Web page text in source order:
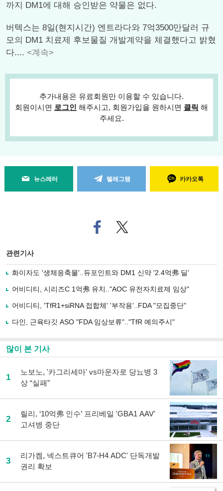
까지 DM1에 대해 승인받은 약물은 없다.
버텍스는 8일(현지시간) 엔트라다와 7억3500만달러 규
모의 DM1 치료제 후보물질 개발계약을 체결했다고 밝혔
다.... <계속>
추가내용은 유료회원만 이용할 수 있습니다.
회원이시면 로그인 해주시고, 회원가입을 원하시면 클릭 해
주세요.
뉴스레터 텔레그램 카카오톡
페
이
로
기
사
유
기
트위
터로
관련기사
화이자도 '생체응축물'..듀포인트와 DM1 신약 '2.4억弗 딜'
어비디티, 시리즈C 1억弗 유치.."AOC 유전자치료제 임상"
어비디티, 'TfR1+siRNA 접합체' '부작용'..FDA "모집중단"
다인, 근육타깃 ASO "FDA 임상보류".."TfR 예의주시"
많이 본 기사
1
노보노, '카그리세마' vs마운자로 당뇨병 3
상 “실패”
2
릴리, ‘10억弗 인수’ 프리베일 'GBA1 AAV'
고셔병 중단
3
리가켐, 넥스트큐어 'B7-H4 ADC' 단독개발
권리 확보